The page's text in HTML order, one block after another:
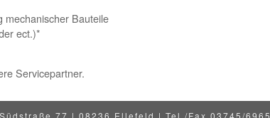
mechanischer Bauteile
ect.)*
Servicepartner.
77 | 08236 Ellefeld | Tel./Fax 03745/6965